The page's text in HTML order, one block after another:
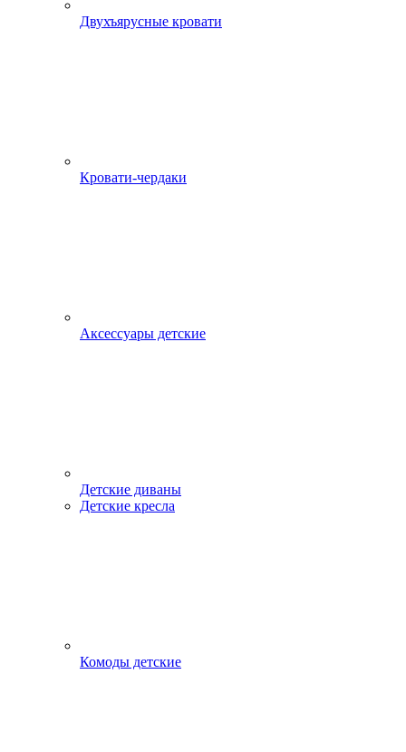
Двухъярусные кровати
Кровати-чердаки
Аксессуары детские
Детские диваны
Детские кресла
Комоды детские